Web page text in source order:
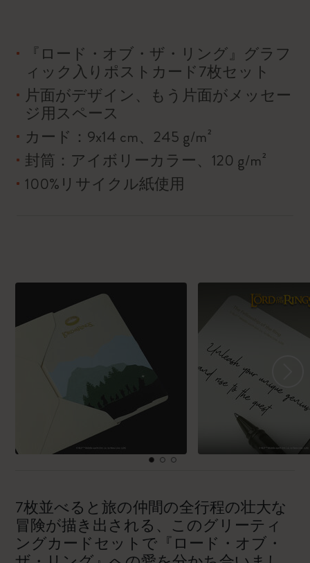
『ロード・オブ・ザ・リング』グラフ
ィック入りポストカード7枚セット
片面がデザイン、もう片面がメッセー
ジ用スペース
カード：9x14 cm、245 g/m²
封筒：アイボリーカラー、120 g/m²
100%リサイクル紙使用
7枚並べると旅の仲間の全行程の壮大な
冒険が描き出される、このグリーティ
ングカードセットで『ロード・オブ・